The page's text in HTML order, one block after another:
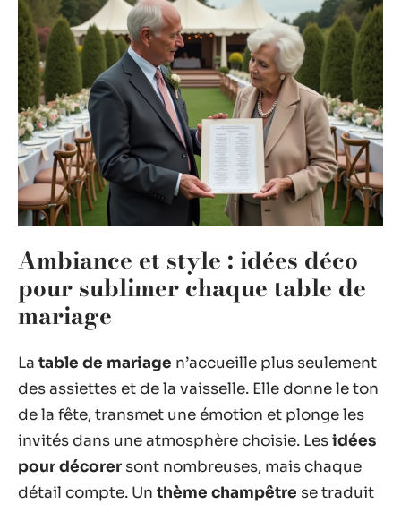
Ambiance et style : idées déco
pour sublimer chaque table de
mariage
La table de mariage n’accueille plus seulement
des assiettes et de la vaisselle. Elle donne le ton
de la fête, transmet une émotion et plonge les
invités dans une atmosphère choisie. Lesidées
pour décorer sont nombreuses, mais chaque
détail compte. Un thème champêtre se traduit